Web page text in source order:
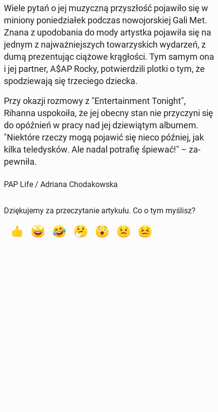
Wiele pytań o jej muzy­czną przyszłość po­jaw­iło się w
miniony poniedzi­ałek podczas nowo­jorskiej Gali Met.
Znana z up­odoba­nia do mody artys­t­ka po­jaw­iła się na
jednym z na­jważniejszych to­warzys­kich wydarzeń, z
dumą prezen­tu­jąc ciążowe krągłoś­ci. Tym samym ona
i jej partner, A$AP Rocky, potwierdzili plotki o tym, że
spodziewa­ją się trze­ciego dziecka.
Przy okazji rozmowy z "En­ter­tain­ment Tonight",
Rihanna us­pokoiła, że jej obecny stan nie przy­czyni się
do opóźnień w pracy nad jej dziewią­tym albumem.
"Niek­tóre rzeczy mogą pojawić się nieco później, jak
kilka teledysków. Ale nadal po­trafię śpiewać!" – za­
pewniła.
PAP Life / Adriana Chodakowska
Dziękujemy za przeczytanie artykułu. Co o tym myślisz?